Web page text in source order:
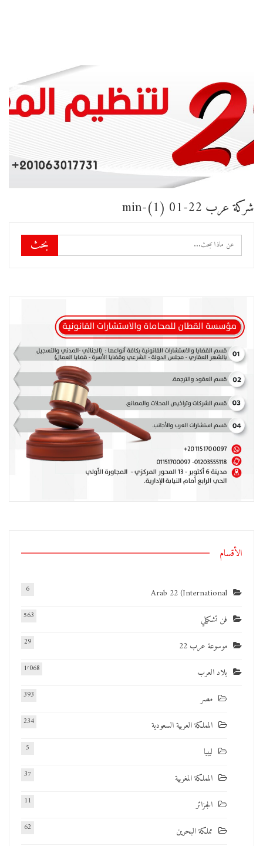
شركة عرب 22-01 (1)-min
الأقسام
Arab 22 (International
6
فن تشكيلي 563
موسوعة عرب 22 29
بلاد العرب 1٬068
مصر 393
المملكة العربية السعودية 234
ليبيا 5
المملكة المغربية 37
الجزائر 11
مملكة البحرين 62